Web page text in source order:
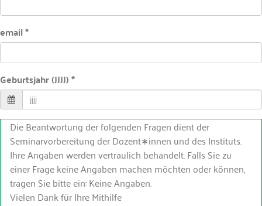
email *
Geburtsjahr (JJJJ) *
Die Beantwortung der folgenden Fragen dient der
Seminarvorbereitung der Dozent∗innen und des Instituts.
Ihre Angaben werden vertraulich behandelt. Falls Sie zu
einer Frage keine Angaben machen möchten oder können,
tragen Sie bitte ein: Keine Angaben.
Vielen Dank für Ihre Mithilfe